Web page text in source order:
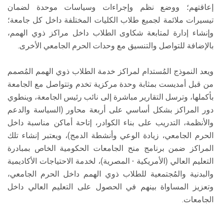
إعاقتهم؛ ووضع نظم وإجراءات وسياسات موحدة لضمان
تيسيرات ملائمة لجميع طلاب الكليات المختلفة داخل كل جامعة؛
وإنشاء إدارة لمتابعة شكاوى الطلاب داخل مراكز ذوي الهمم،
بالإضافة للتواصل والتنسيق مع وحدات الحرم الجامعي الأخرى.
ويعد النموذج المُستدام لمراكز خدمة الطلاب ذوي الهمم المُصمم
من قبل أمديست بمثابة وحدة مركزية تخدم وتتواصل مع الجامعة
بأكملها، وترسل التقارير مباشرة إلى نائب رئيس الجامعة، وينطوي
دور المراكز بشكل أساسي على أربعة محاور (السياسة والدعم
والأنظمة، التدريب على بناء الكوادر، إتاحة أماكن مناسبة داخل
الحرم الجامعي، زيادة الوعي وأنشطة الدمج)، ويعتبر إنشاء تلك
المراكز ضمن برنامج منح الجامعات الحكومية الخاص بمبادرة
التعليم العالي (الأمريكية - المصرية)، لخدمة الاحتياجات الأكاديمية
والبدنية والمُجتمعية للطلاب ذوي الهمم داخل الحرم الجامعي،
وتعزيز المساواة بينهم في الحصول على التعليم العالي داخل
الجامعات.